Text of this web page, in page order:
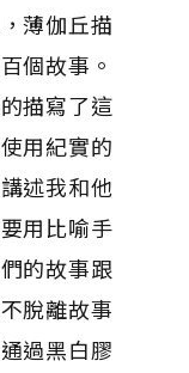
薄伽丘描
個故事。
描寫了這
用紀實的
述我和他
用比喻手
的故事跟
脫離故事
過黑白膠